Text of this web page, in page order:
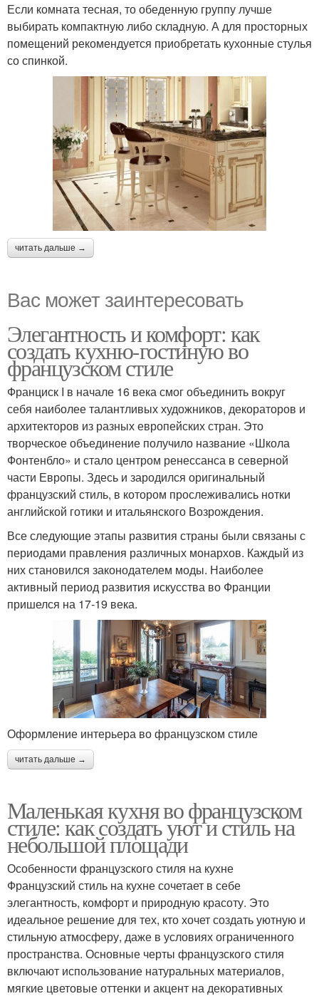
Если комната тесная, то обеденную группу лучше
выбирать компактную либо складную. А для просторных
помещений рекомендуется приобретать кухонные стулья
со спинкой.
читать дальше →
Вас может заинтересовать
Элегантность и комфорт: как
создать кухню-гостиную во
французском стиле
Франциск I в начале 16 века смог объединить вокруг
себя наиболее талантливых художников, декораторов и
архитекторов из разных европейских стран. Это
творческое объединение получило название «Школа
Фонтенбло» и стало центром ренессанса в северной
части Европы. Здесь и зародился оригинальный
французский стиль, в котором прослеживались нотки
английской готики и итальянского Возрождения.
Все следующие этапы развития страны были связаны с
периодами правления различных монархов. Каждый из
них становился законодателем моды. Наиболее
активный период развития искусства во Франции
пришелся на 17-19 века.
Оформление интерьера во французском стиле
читать дальше →
Маленькая кухня во французском
стиле: как создать уют и стиль на
небольшой площади
Особенности французского стиля на кухне
Французский стиль на кухне сочетает в себе
элегантность, комфорт и природную красоту. Это
идеальное решение для тех, кто хочет создать уютную и
стильную атмосферу, даже в условиях ограниченного
пространства. Основные черты французского стиля
включают использование натуральных материалов,
мягкие цветовые оттенки и акцент на декоративных